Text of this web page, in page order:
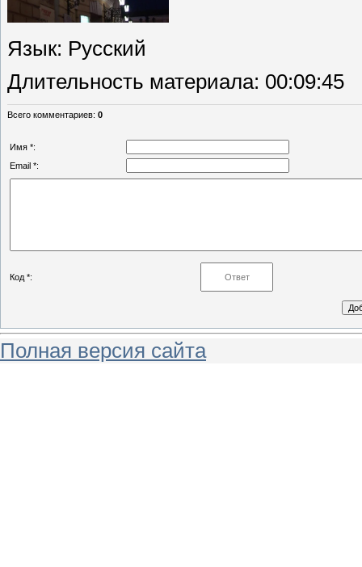
Язык: Русский
Длительность материала: 00:09:45
Всего комментариев: 0
Имя *:
Email *:
Код *:
Полная версия сайта